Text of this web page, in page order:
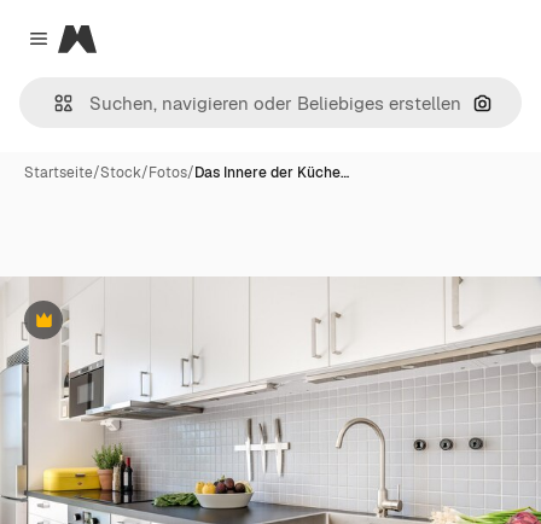
Close menu
Magnific
Nach
Startseite/Stock/Fotos/Das Innere der Küche…
Premium